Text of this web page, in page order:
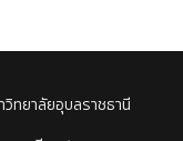
ทยาลัยอุบลราชธานี